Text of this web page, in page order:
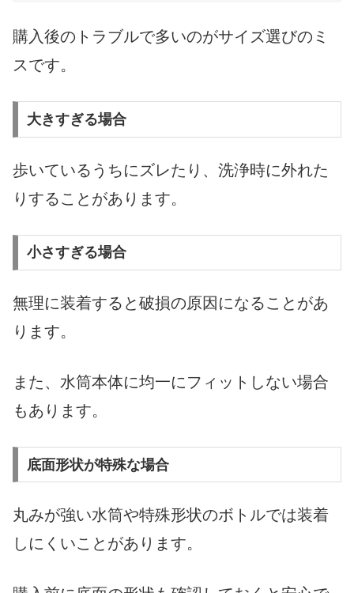
購入後のトラブルで多いのがサイズ選びのミ
スです。
大きすぎる場合
歩いているうちにズレたり、洗浄時に外れた
りすることがあります。
小さすぎる場合
無理に装着すると破損の原因になることがあ
ります。
また、水筒本体に均一にフィットしない場合
もあります。
底面形状が特殊な場合
丸みが強い水筒や特殊形状のボトルでは装着
しにくいことがあります。